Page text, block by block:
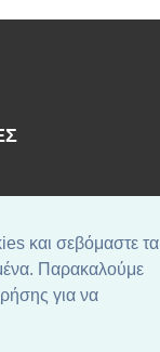
και σεβόμαστε τα
Παρακαλούμε
για να